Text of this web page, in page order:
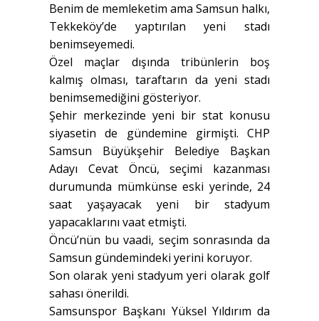
Benim de memleketim ama Samsun halkı,
Tekkeköy’de yaptırılan yeni stadı
benimseyemedi.
Özel maçlar dışında tribünlerin boş
kalmış olması, taraftarın da yeni stadı
benimsemediğini gösteriyor.
Şehir merkezinde yeni bir stat konusu
siyasetin de gündemine girmişti. CHP
Samsun Büyükşehir Belediye Başkan
Adayı Cevat Öncü, seçimi kazanması
durumunda mümkünse eski yerinde, 24
saat yaşayacak yeni bir stadyum
yapacaklarını vaat etmişti.
Öncü’nün bu vaadi, seçim sonrasında da
Samsun gündemindeki yerini koruyor.
Son olarak yeni stadyum yeri olarak golf
sahası önerildi.
Samsunspor Başkanı Yüksel Yıldırım da